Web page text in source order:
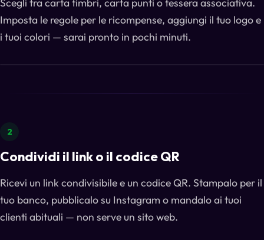
Imposta le regole per le ricompense, aggiungi il tuo logo e
i tuoi colori — sarai pronto in pochi minuti.
2
Condividi il link o il codice QR
Ricevi un link condivisibile e un codice QR. Stampalo per il
tuo banco, pubblicalo su Instagram o mandalo ai tuoi
clienti abituali — non serve un sito web.